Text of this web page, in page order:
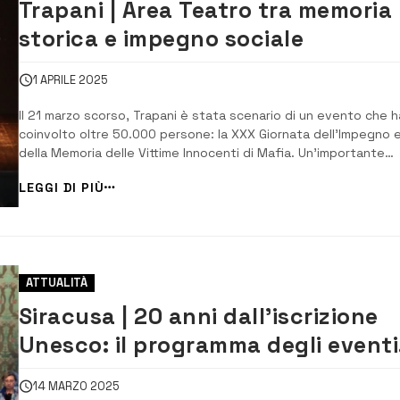
Trapani | Area Teatro tra memoria
storica e impegno sociale
1 APRILE 2025
Il 21 marzo scorso, Trapani è stata scenario di un evento che
coinvolto oltre 50.000 persone: la XXX Giornata dell’Impegno
della Memoria delle Vittime Innocenti di Mafia. Un’importante
Don Luigi Ciotti, che ha visto centinaia di cittadini e attivisti
per ricordar...
LEGGI DI PIÙ
ATTUALITÀ
Siracusa | 20 anni dall’iscrizione
Unesco: il programma degli eventi
dal 21 marzo al 21 dicembre
14 MARZO 2025